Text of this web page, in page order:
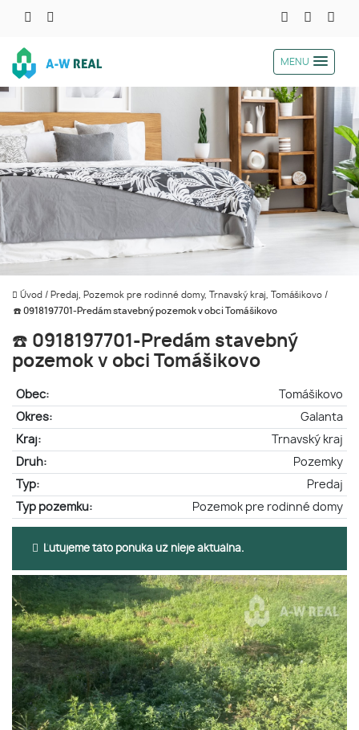
MENU
Úvod / Predaj, Pozemok pre rodinné domy, Trnavský kraj, Tomášikovo /
☎️ 0918197701-Predám stavebný pozemok v obci Tomášikovo
☎️ 0918197701-Predám stavebný
pozemok v obci Tomášikovo
Obec:
Tomášikovo
Okres:
Galanta
Kraj:
Trnavský kraj
Druh:
Pozemky
Typ:
Predaj
Typ pozemku:
Pozemok pre rodinné domy
Ľutujeme táto ponuka už nieje aktuálna.